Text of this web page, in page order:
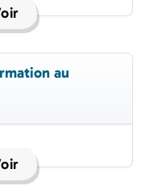
au